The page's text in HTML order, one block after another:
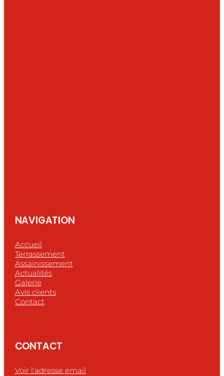
NAVIGATION
Accueil
Terrassement
Assainissement
Actualités
Galerie
Avis clients
Contact
CONTACT
Voir l'adresse email